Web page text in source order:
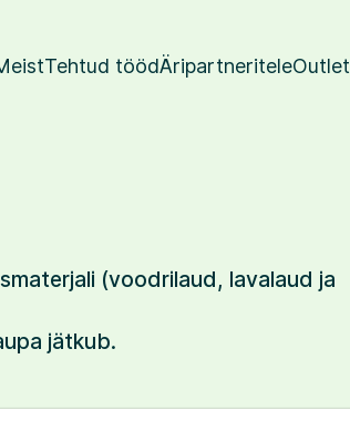
Tehtud töödÄripartneriteleOutlet
(voodrilaud, lavalaud ja
jätkub.